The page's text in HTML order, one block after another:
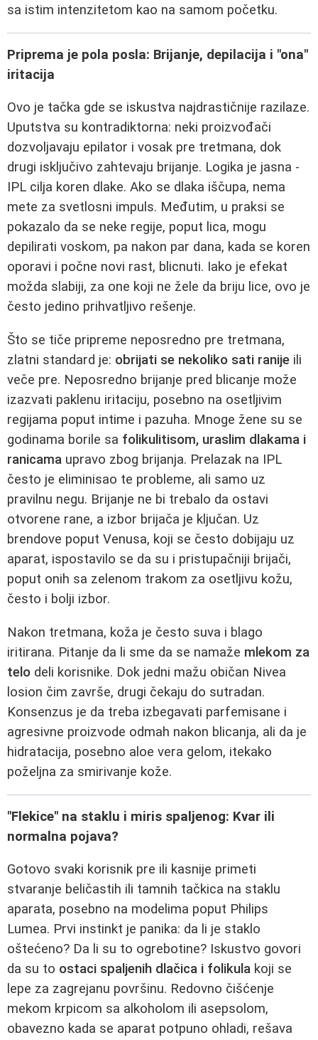
sa istim intenzitetom kao na samom početku.
Priprema je pola posla: Brijanje, depilacija i "ona"
iritacija
Ovo je tačka gde se iskustva najdrastičnije razilaze.
Uputstva su kontradiktorna: neki proizvođači
dozvoljavaju epilator i vosak pre tretmana, dok
drugi isključivo zahtevaju brijanje. Logika je jasna -
IPL cilja koren dlake. Ako se dlaka iščupa, nema
mete za svetlosni impuls. Međutim, u praksi se
pokazalo da se neke regije, poput lica, mogu
depilirati voskom, pa nakon par dana, kada se koren
oporavi i počne novi rast, blicnuti. Iako je efekat
možda slabiji, za one koji ne žele da briju lice, ovo je
često jedino prihvatljivo rešenje.
Što se tiče pripreme neposredno pre tretmana,
zlatni standard je: obrijati se nekoliko sati ranije ili
veče pre. Neposredno brijanje pred blicanje može
izazvati paklenu iritaciju, posebno na osetljivim
regijama poput intime i pazuha. Mnoge žene su se
godinama borile sa folikulitisom, uraslim dlakama i
ranicama upravo zbog brijanja. Prelazak na IPL
često je eliminisao te probleme, ali samo uz
pravilnu negu. Brijanje ne bi trebalo da ostavi
otvorene rane, a izbor brijača je ključan. Uz
brendove poput Venusa, koji se često dobijaju uz
aparat, ispostavilo se da su i pristupačniji brijači,
poput onih sa zelenom trakom za osetljivu kožu,
često i bolji izbor.
Nakon tretmana, koža je često suva i blago
iritirana. Pitanje da li sme da se namaže mlekom za
telo deli korisnike. Dok jedni mažu običan Nivea
losion čim završe, drugi čekaju do sutradan.
Konsenzus je da treba izbegavati parfemisane i
agresivne proizvode odmah nakon blicanja, ali da je
hidratacija, posebno aloe vera gelom, itekako
poželjna za smirivanje kože.
"Flekice" na staklu i miris spaljenog: Kvar ili
normalna pojava?
Gotovo svaki korisnik pre ili kasnije primeti
stvaranje beličastih ili tamnih tačkica na staklu
aparata, posebno na modelima poput Philips
Lumea. Prvi instinkt je panika: da li je staklo
oštećeno? Da li su to ogrebotine? Iskustvo govori
da su to ostaci spaljenih dlačica i folikula koji se
lepe za zagrejanu površinu. Redovno čišćenje
mekom krpicom sa alkoholom ili asepsolom,
obavezno kada se aparat potpuno ohladi, rešava